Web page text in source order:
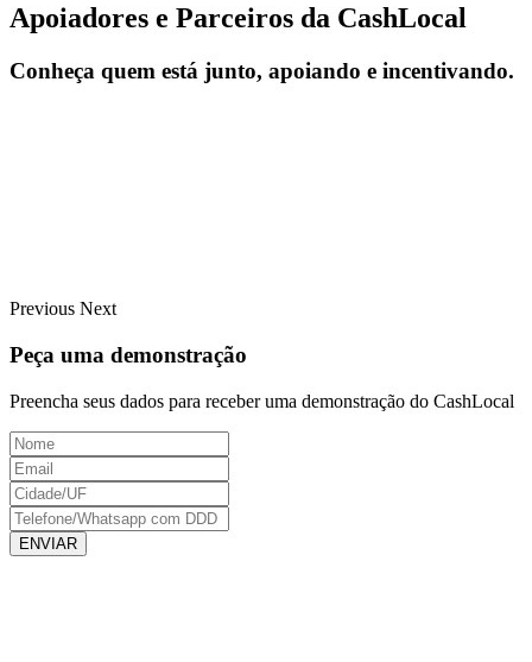
Apoiadores e Parceiros da CashLocal
Conheça quem está junto, apoiando e incentivando.
Previous Next
Peça uma demonstração
Preencha seus dados para receber uma demonstração do CashLocal
ENVIAR